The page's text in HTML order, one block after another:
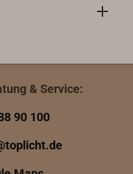
& Service:
90 100